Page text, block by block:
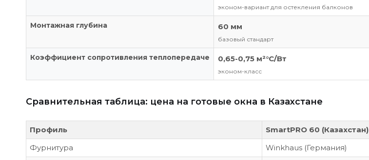
эконом-вариант для остекления балконов
Монтажная глубина 60 мм
базовый стандарт
Коэффициент сопротивления теплопередаче 0,65-0,75 м²°C/Вт
эконом-класс
Сравнительная таблица: цена на готовые окна в Казахстане
Профиль SmartPRO 60 (Казахстан)
Фурнитура
Winkhaus (Германия)